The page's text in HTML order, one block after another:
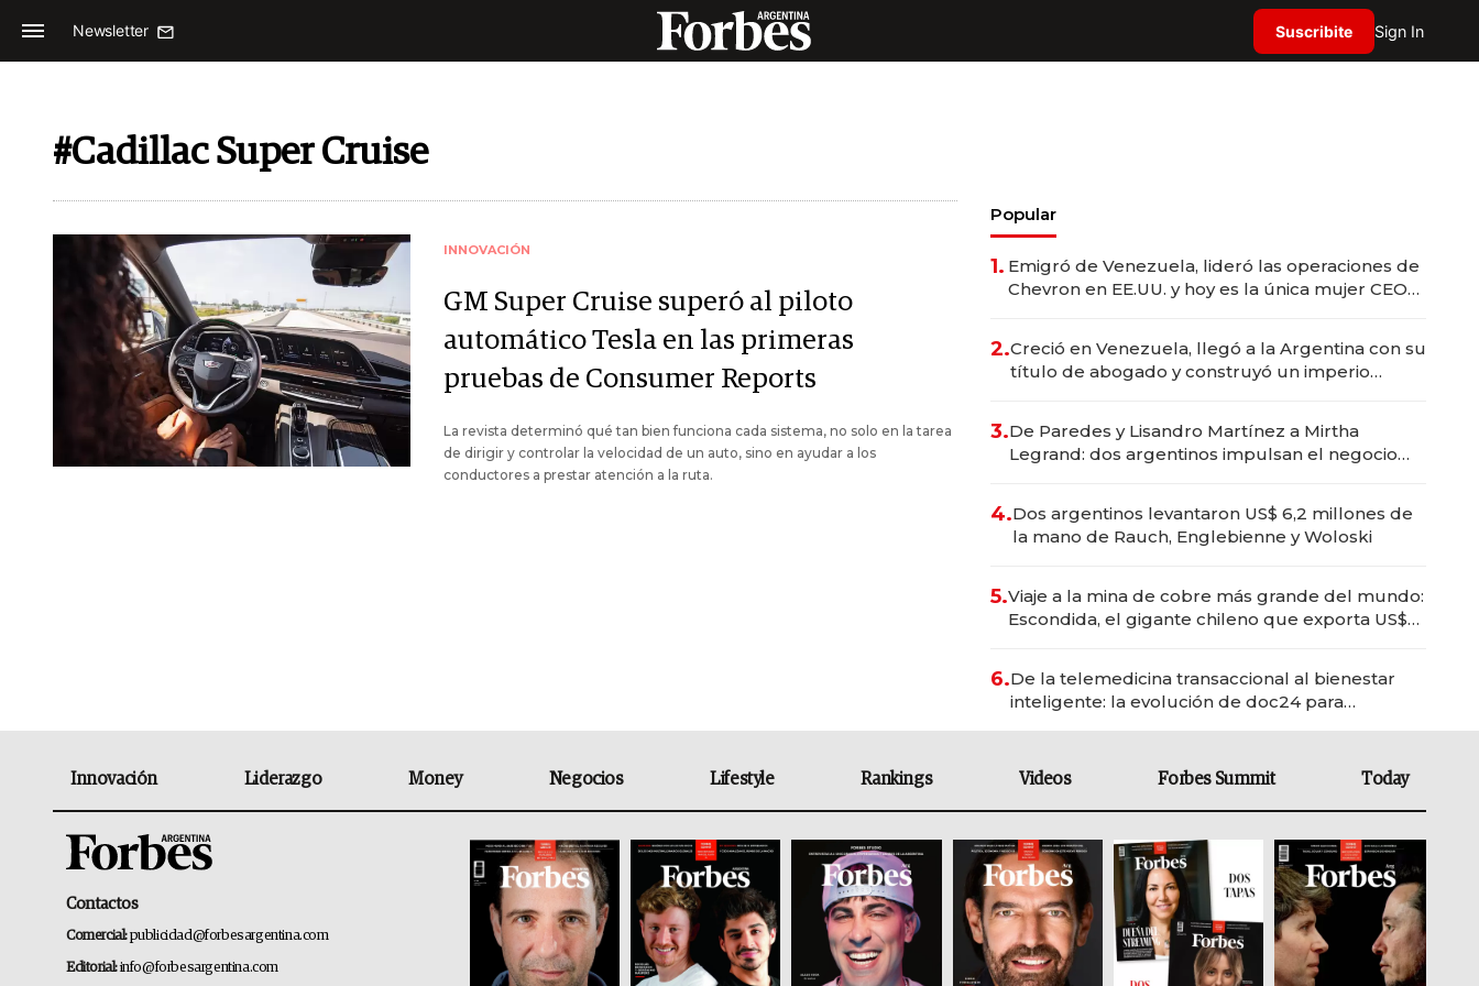
Newsletter Suscribite Sign In
#Cadillac Super Cruise
INNOVACIÓN
GM Super Cruise superó al piloto
automático Tesla en las primeras
pruebas de Consumer Reports
La revista determinó qué tan bien funciona cada sistema, no solo en la tarea
de dirigir y controlar la velocidad de un auto, sino en ayudar a los
conductores a prestar atención a la ruta.
Popular
1. Emigró de Venezuela, lideró las operaciones de
Chevron en EE.UU. y hoy es la única mujer CEO
2.Creció en Venezuela, llegó a la Argentina con su
título de abogado y construyó un imperio
3.De Paredes y Lisandro Martínez a Mirtha
Legrand: dos argentinos impulsan el negocio
4.Dos argentinos levantaron US$ 6,2 millones de
la mano de Rauch, Englebienne y Woloski
5.Viaje a la mina de cobre más grande del mundo:
Escondida, el gigante chileno que exporta US$
6.De la telemedicina transaccional al bienestar
inteligente: la evolución de doc24 para
Innovación Liderazgo Money Negocios Lifestyle Rankings Videos Forbes Summit Today
Contactos
Comercial:publicidad@forbesargentina.com
Editorial:info@forbesargentina.com